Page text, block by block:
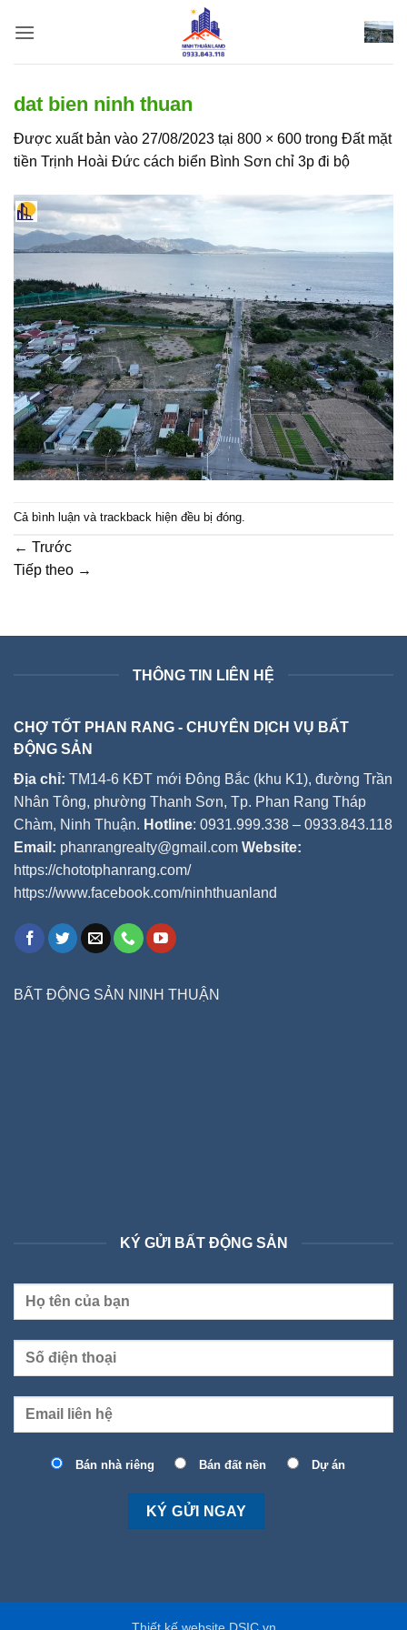
qua
dat bien ninh thuan
Được xuất bản vào 27/08/2023 tại 800 × 600 trong Đất mặt
tiền Trịnh Hoài Đức cách biển Bình Sơn chỉ 3p đi bộ
Cả bình luận và trackback hiện đều bị đóng.
← Trước
Tiếp theo →
THÔNG TIN LIÊN HỆ
CHỢ TỐT PHAN RANG - CHUYÊN DỊCH VỤ BẤT
ĐỘNG SẢN
Địa chỉ: TM14-6 KĐT mới Đông Bắc (khu K1), đường Trần
Nhân Tông, phường Thanh Sơn, Tp. Phan Rang Tháp
Chàm, Ninh Thuận. Hotline: 0931.999.338 – 0933.843.118
Email: phanrangrealty@gmail.com Website:
https://chototphanrang.com/
https://www.facebook.com/ninhthuanland
BẤT ĐỘNG SẢN NINH THUẬN
KÝ GỬI BẤT ĐỘNG SẢN
Bán nhà riêng Bán đất nền Dự án